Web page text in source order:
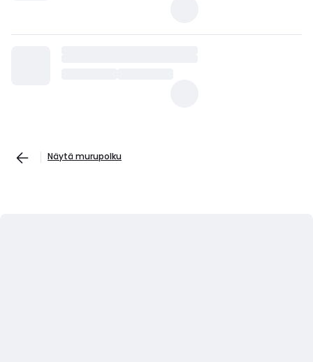
Näytä murupolku